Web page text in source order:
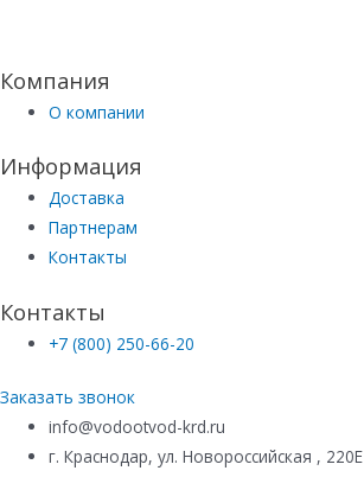
Компания
О компании
Информация
Доставка
Партнерам
Контакты
Контакты
+7 (800) 250-66-20
Заказать звонок
info@vodootvod-krd.ru
г. Краснодар, ул. Новороссийская , 220Е